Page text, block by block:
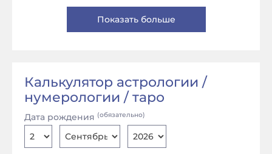
Показать больше
Калькулятор астрологии /
нумерологии / таро
Дата рождения (обязательно)